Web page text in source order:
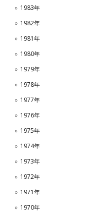
1983年
1982年
1981年
1980年
1979年
1978年
1977年
1976年
1975年
1974年
1973年
1972年
1971年
1970年